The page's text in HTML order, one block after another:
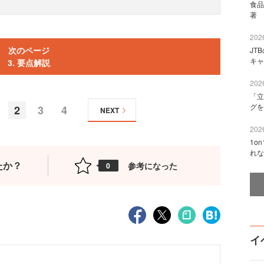
次のページ
3. 要点解説
2 3 4 NEXT
？ 0 参考になった
食
著
キ
「
グ
れ
イ